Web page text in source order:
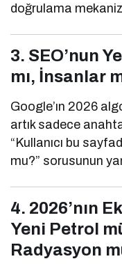
doğrulama
3. SEO’nun
mı, İnsanlar
Google’ın 2026
artık sadece
“Kullanıcı bu
mu?” sorusunun
4. 2026’nın
Yeni Petrol
Radyasyon